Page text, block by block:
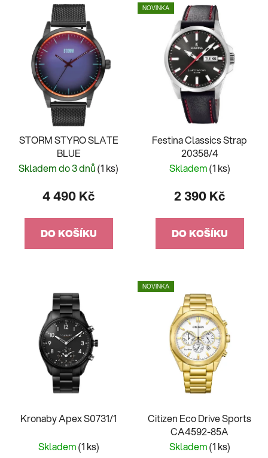
STORM STYRO SLATE
BLUE
Skladem do 3 dnů(1 ks)
4 490 Kč
DO KOŠÍKU
NOVINKA
Festina Classics Strap
20358/4
Skladem(1 ks)
2 390 Kč
DO KOŠÍKU
Kronaby Apex S0731/1
Skladem(1 ks)
NOVINKA
Citizen Eco Drive Sports
CA4592-85A
Skladem(1 ks)